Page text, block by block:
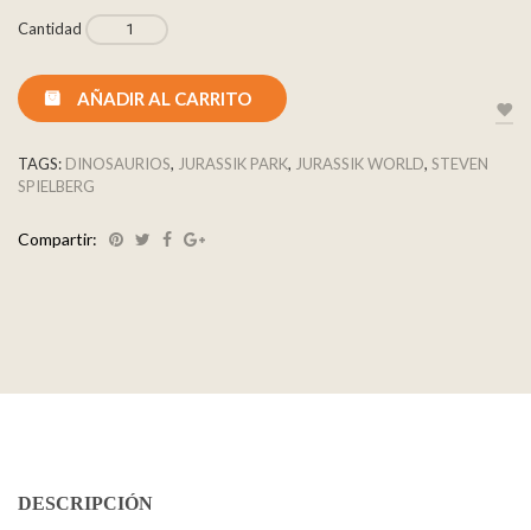
Cantidad
AÑADIR AL CARRITO
TAGS: DINOSAURIOS, JURASSIK PARK, JURASSIK WORLD, STEVEN
SPIELBERG
Compartir:
DESCRIPCIÓN